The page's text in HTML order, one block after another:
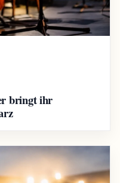
bringt ihr